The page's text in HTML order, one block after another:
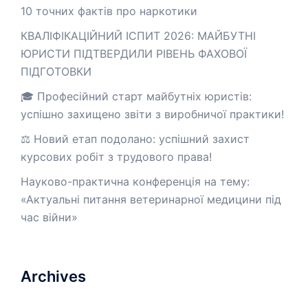
10 точних фактів про наркотики
КВАЛІФІКАЦІЙНИЙ ІСПИТ 2026: МАЙБУТНІ
ЮРИСТИ ПІДТВЕРДИЛИ РІВЕНЬ ФАХОВОЇ
ПІДГОТОВКИ
🎓 Професійний старт майбутніх юристів:
успішно захищено звіти з виробничої практики!
⚖️ Новий етап подолано: успішний захист
курсових робіт з трудового права!
Науково-практична конференція на тему:
«Актуальні питання ветеринарної медицини під
час війни»
Archives